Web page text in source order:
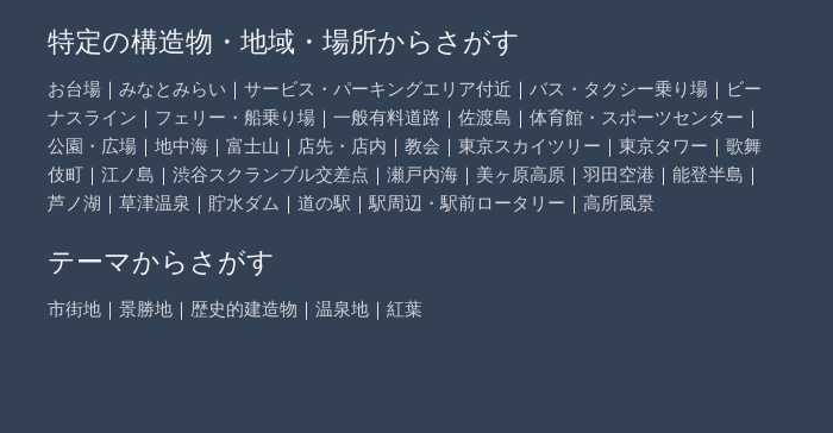
特定の構造物・地域・場所からさがす
お台場 ｜ みなとみらい ｜ サービス・パーキングエリア付近 ｜ バス・タクシー乗り場 ｜ ビー
ナスライン ｜ フェリー・船乗り場 ｜ 一般有料道路 ｜ 佐渡島 ｜ 体育館・スポーツセンター ｜
公園・広場 ｜ 地中海 ｜ 富士山 ｜ 店先・店内 ｜ 教会 ｜ 東京スカイツリー ｜ 東京タワー ｜ 歌舞
伎町 ｜ 江ノ島 ｜ 渋谷スクランブル交差点 ｜ 瀬戸内海 ｜ 美ヶ原高原 ｜ 羽田空港 ｜ 能登半島 ｜
芦ノ湖 ｜ 草津温泉 ｜ 貯水ダム ｜ 道の駅 ｜ 駅周辺・駅前ロータリー ｜ 高所風景
テーマからさがす
市街地 ｜ 景勝地 ｜ 歴史的建造物 ｜ 温泉地 ｜ 紅葉